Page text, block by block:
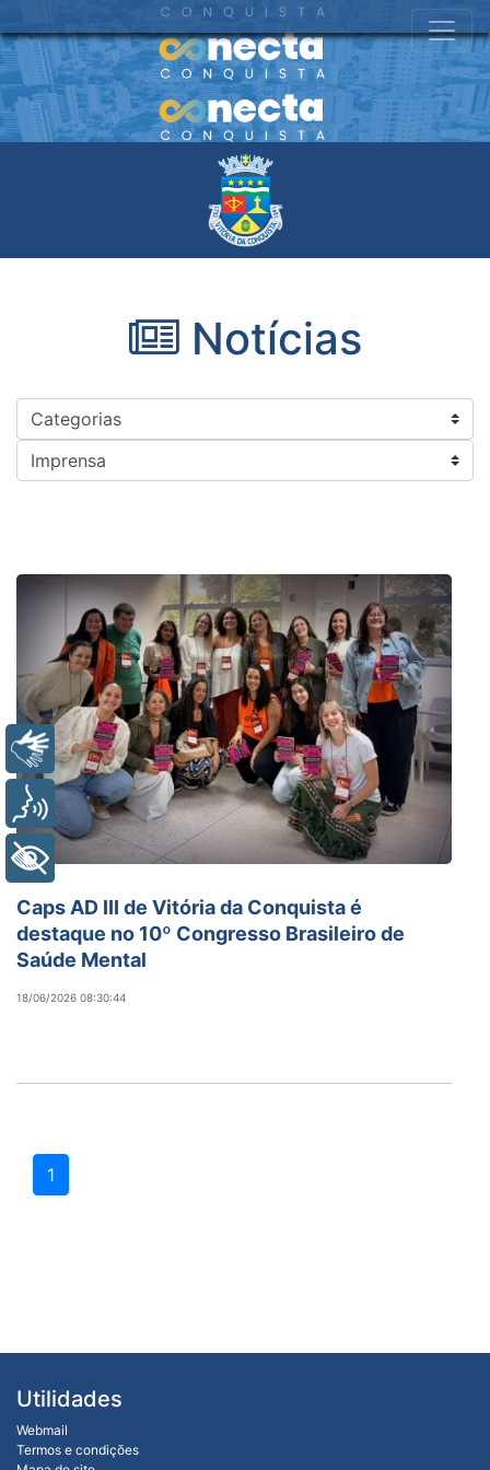
Notícias
Saúde
Caps AD III de Vitória da Conquista é
destaque no 10º Congresso Brasileiro de
Saúde Mental
18/06/2026 08:30:44
1
Utilidades
Webmail
Termos e condições
Libras
Voz
+ Acessibilidade